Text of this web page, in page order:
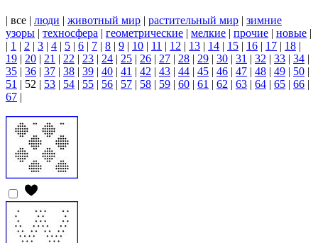
| все | люди | животный мир | растительный мир | зимние
узоры | техносфера | геометрические | мелкие | прочие | новые |
| 1 | 2 | 3 | 4 | 5 | 6 | 7 | 8 | 9 | 10 | 11 | 12 | 13 | 14 | 15 | 16 | 17 | 18 |
19 | 20 | 21 | 22 | 23 | 24 | 25 | 26 | 27 | 28 | 29 | 30 | 31 | 32 | 33 | 34 |
35 | 36 | 37 | 38 | 39 | 40 | 41 | 42 | 43 | 44 | 45 | 46 | 47 | 48 | 49 | 50 |
51 | 52 | 53 | 54 | 55 | 56 | 57 | 58 | 59 | 60 | 61 | 62 | 63 | 64 | 65 | 66 |
67 |